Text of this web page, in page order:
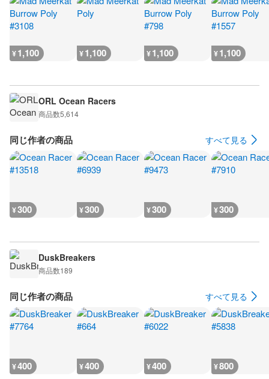
¥1,100 ¥1,100 ¥1,100 ¥1,100
ORL Ocean Racers
商品数5,614
同じ作者の商品 すべて見る
¥300 ¥300 ¥300 ¥300
DuskBreakers
商品数189
同じ作者の商品 すべて見る
¥400 ¥400 ¥400 ¥800